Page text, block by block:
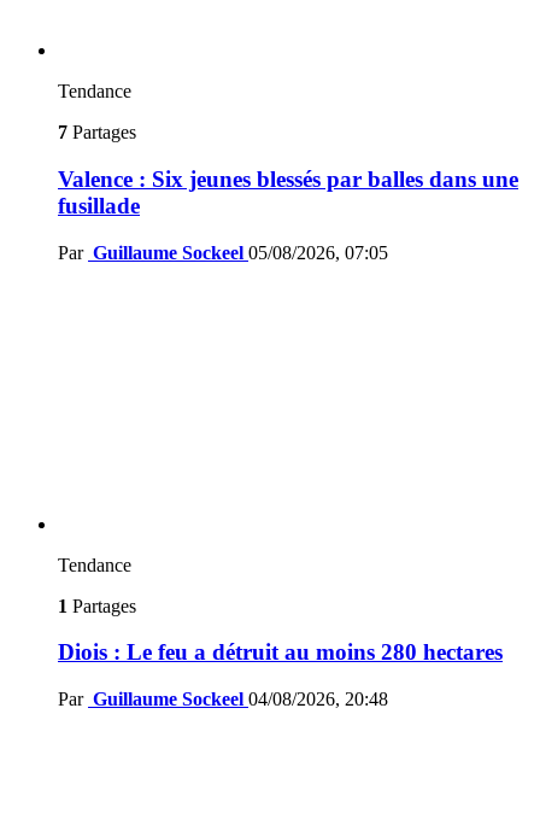
Tendance
7 Partages
Valence : Six jeunes blessés par balles dans une
fusillade
Par Guillaume Sockeel 05/08/2026, 07:05
Tendance
1 Partages
Diois : Le feu a détruit au moins 280 hectares
Par Guillaume Sockeel 04/08/2026, 20:48